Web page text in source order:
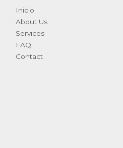
Inicio
About Us
Services
FAQ
Contact